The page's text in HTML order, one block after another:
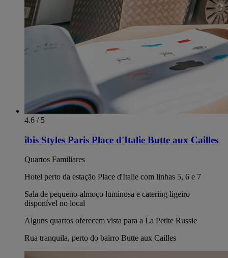
4.6 / 5
ibis Styles Paris Place d'Italie Butte aux Cailles
Quartos Familiares
Hotel perto da estação Place d'Italie com linhas 5, 6 e 7
Sala de pequeno-almoço luminosa e catering ligeiro
disponível no local
Alguns quartos oferecem vista para a La Petite Russie
Rua tranquila, perto do bairro Butte aux Cailles